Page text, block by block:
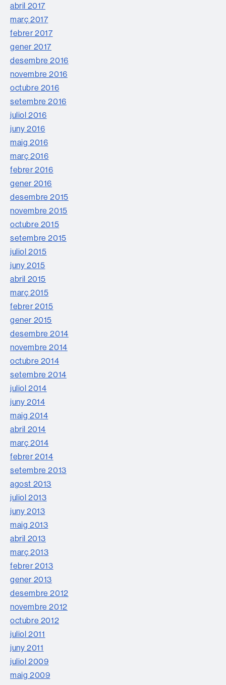
abril 2017
març 2017
febrer 2017
gener 2017
desembre 2016
novembre 2016
octubre 2016
setembre 2016
juliol 2016
juny 2016
maig 2016
març 2016
febrer 2016
gener 2016
desembre 2015
novembre 2015
octubre 2015
setembre 2015
juliol 2015
juny 2015
abril 2015
març 2015
febrer 2015
gener 2015
desembre 2014
novembre 2014
octubre 2014
setembre 2014
juliol 2014
juny 2014
maig 2014
abril 2014
març 2014
febrer 2014
setembre 2013
agost 2013
juliol 2013
juny 2013
maig 2013
abril 2013
març 2013
febrer 2013
gener 2013
desembre 2012
novembre 2012
octubre 2012
juliol 2011
juny 2011
juliol 2009
maig 2009